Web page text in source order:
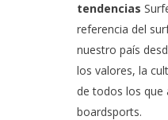
tendencias
referencia del
nuestro país
los valores, la
de todos los que
boardsports.